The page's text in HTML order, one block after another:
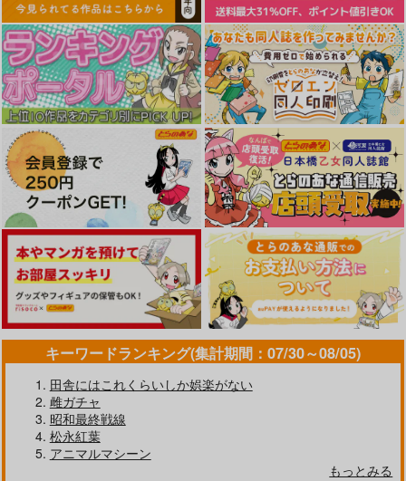
キーワードランキング(集計期間：07/30～08/05)
田舎にはこれくらいしか娯楽がない
雌ガチャ
昭和最終戦線
松永紅葉
アニマルマシーン
もっとみる